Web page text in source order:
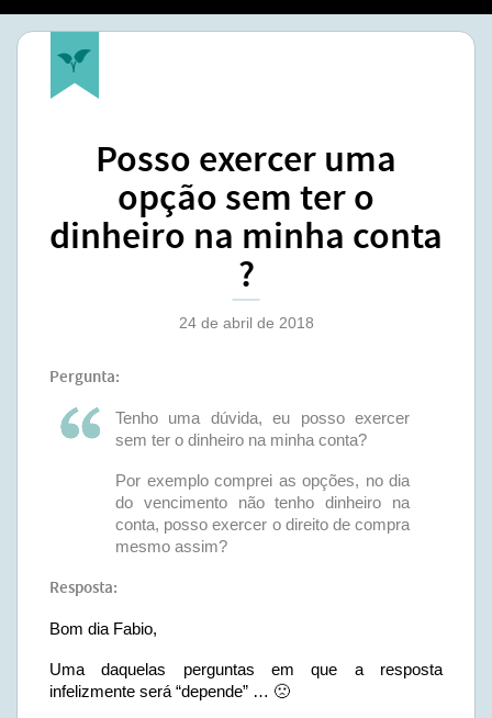
Posso exercer uma
opção sem ter o
dinheiro na minha conta
?
24 de abril de 2018
Pergunta:
Tenho uma dúvida, eu posso exercer
sem ter o dinheiro na minha conta?
Por exemplo comprei as opções, no dia
do vencimento não tenho dinheiro na
conta, posso exercer o direito de compra
mesmo assim?
Resposta:
Bom dia Fabio,
Uma daquelas perguntas em que a resposta
infelizmente será “depende” … 🙁